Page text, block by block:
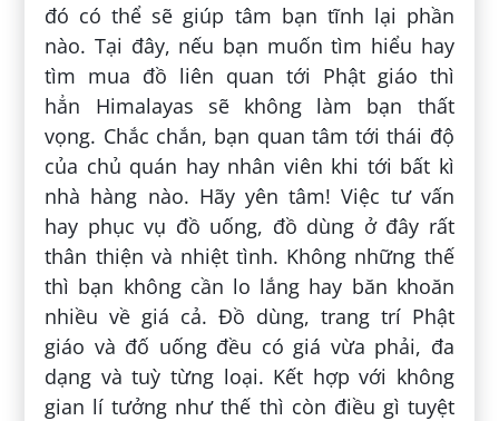
đó có thể sẽ giúp tâm bạn tĩnh lại phần
nào. Tại đây, nếu bạn muốn tìm hiểu hay
tìm mua đồ liên quan tới Phật giáo thì
hẳn Himalayas sẽ không làm bạn thất
vọng. Chắc chắn, bạn quan tâm tới thái độ
của chủ quán hay nhân viên khi tới bất kì
nhà hàng nào. Hãy yên tâm! Việc tư vấn
hay phục vụ đồ uống, đồ dùng ở đây rất
thân thiện và nhiệt tình. Không những thế
thì bạn không cần lo lắng hay băn khoăn
nhiều về giá cả. Đồ dùng, trang trí Phật
giáo và đố uống đều có giá vừa phải, đa
dạng và tuỳ từng loại. Kết hợp với không
gian lí tưởng như thế thì còn điều gì tuyệt